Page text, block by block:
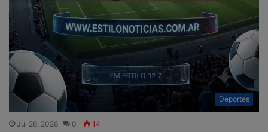
Deportes
Jul 26, 2026 0 14